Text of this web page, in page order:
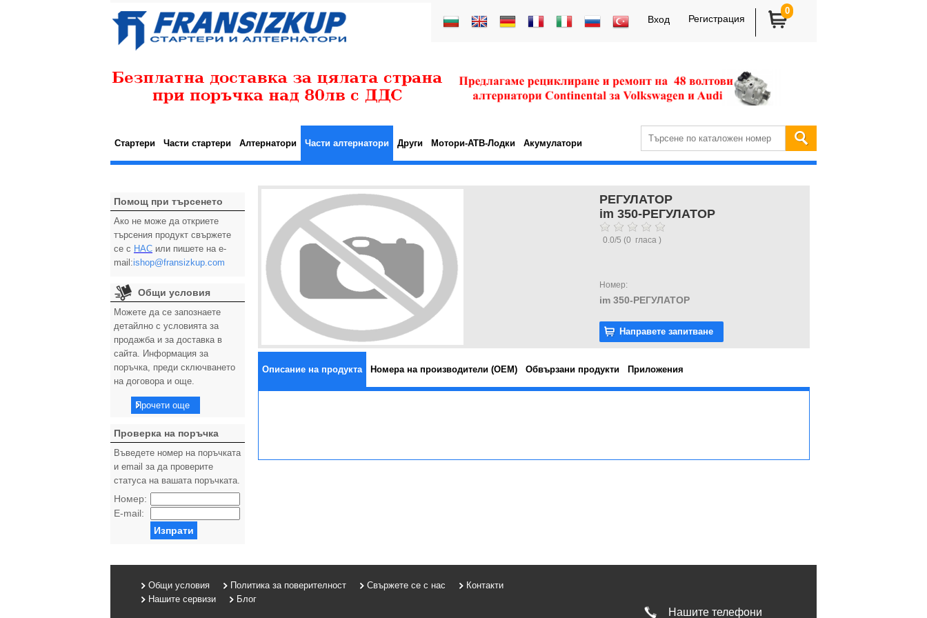
Вход Регистрация
0
Стартери Части стартери Алтернатори Части алтернатори Други Мотори-АТВ-Лодки Акумулатори
Помощ при търсенето
Ако не може да откриете
търсения продукт свържете
се с НАС или пишете на e-
mail:ishop@fransizkup.com
Общи условия
Можете да се запознаете
детайлно с условията за
продажба и за доставка в
сайта. Информация за
поръчка, преди сключването
на договора и още.
Прочети още
Проверка на поръчка
Въведете номер на поръчката
и email за да проверите
статуса на вашата поръчката.
Номер:
E-mail:
Изпрати
РЕГУЛАТОР
im 350-РЕГУЛАТОР
0.0/5 (0 гласа )
Номер:
im 350-РЕГУЛАТОР
Направете запитване
Описание на продукта Номера на производители (OEM) Обвързани продукти Приложения
Общи условия Политика за поверителност Свържете се с нас
Контакти
Нашите сервизи
Блог
Нашите телефони